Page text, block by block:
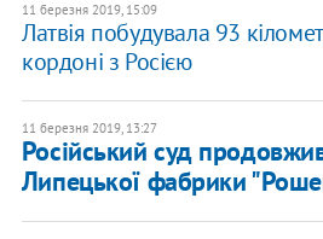
11 березня 2019, 15:09
Латвія побудувала 93
кордоні з Росією
11 березня 2019, 13:27
Російський суд
Липецької фабрики